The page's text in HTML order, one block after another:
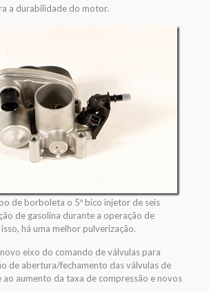
a durabilidade do motor.
de borboleta o 5º bico injetor de seis
de gasolina durante a operação de
há uma melhor pulverização.
eixo do comando de válvulas para
de abertura/fechamento das válvulas de
ao aumento da taxa de compressão e novos